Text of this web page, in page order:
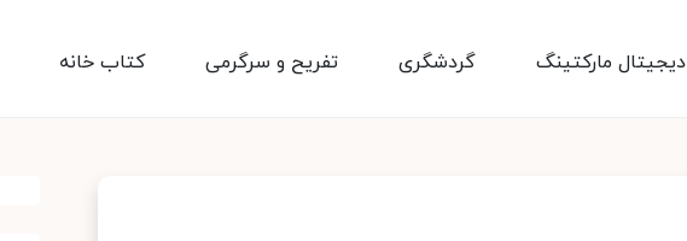
کتاب خانه تفریح و سرگرمی گردشگری دیجیتال مارکتینگ